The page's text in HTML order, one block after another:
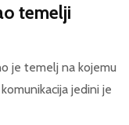
temelji
je temelj na kojemu
jedini je